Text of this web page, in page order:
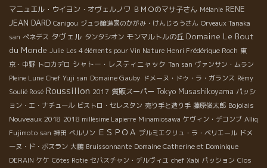
マニュエル・ウイヨン・オヴェルノワ ＢＭＯのマサ子さん Mélanie RENE
JEAN DARD Canigou ジュラ醸造家のかがみ・けんじろうさん Orveaux Tanaka
san ぺネデス タヴェル タンタシオン モンマルトルの丘 Domaine Le Bout
du Monde Julie Les 4 éléments pour Vin Nature Henri Frédérique Roch 東
京・中野 トロカデロ シャトー・レスティニャック Tan san ヴァンサン・ムラン
Pleine Lune Chef Yuji san Domaine Gauby ドメーヌ・ドゥ・ラ・ガランス Rémy
Soulié Rosé Roussillon 2017 質販スーパー Tokyo Musashikoyama パッシ
ョン・エ・ナチュール ビストロ・セレスタン 売り手と造り手 藤原俊太郎 Bojolais
Nouveaux 2018 2018 millésime Lapierre Minamiosawa ケヴィン・デコンブ Alliq
Fujimoto san 神田 ベルリン ＥＳＰＯＡ プルミエクリュ・ラ・ペリエール ドメ
ーヌ・ド・ボスラン 大鵬 Bruissonnante Domaine Catherine et Dominique
DERAIN ケケ Côtes Rotie セバスチャン・デルヴィユ chef Xabi パッション Clos